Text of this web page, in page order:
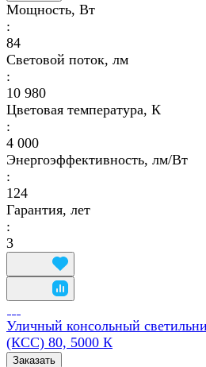
Мощность, Вт
:
84
Световой поток, лм
:
10 980
Цветовая температура, К
:
4 000
Энергоэффективность, лм/Вт
:
124
Гарантия, лет
:
3
Уличный консольный
(КСС) 80, 5000 К
Заказать